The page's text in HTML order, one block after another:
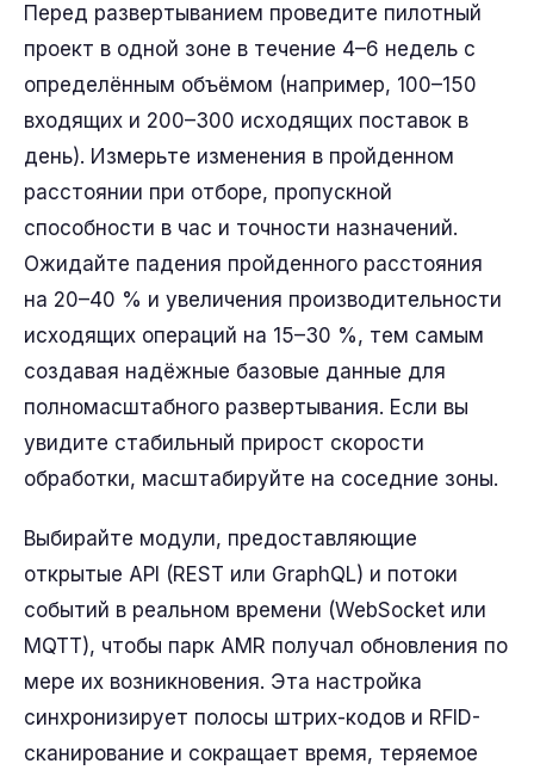
Перед развертыванием проведите пилотный
проект в одной зоне в течение 4–6 недель с
определённым объёмом (например, 100–150
входящих и 200–300 исходящих поставок в
день). Измерьте изменения в пройденном
расстоянии при отборе, пропускной
способности в час и точности назначений.
Ожидайте падения пройденного расстояния
на 20–40 % и увеличения производительности
исходящих операций на 15–30 %, тем самым
создавая надёжные базовые данные для
полномасштабного развертывания. Если вы
увидите стабильный прирост скорости
обработки, масштабируйте на соседние зоны.
Выбирайте модули, предоставляющие
открытые API (REST или GraphQL) и потоки
событий в реальном времени (WebSocket или
MQTT), чтобы парк AMR получал обновления по
мере их возникновения. Эта настройка
синхронизирует полосы штрих-кодов и RFID-
сканирование и сокращает время, теряемое